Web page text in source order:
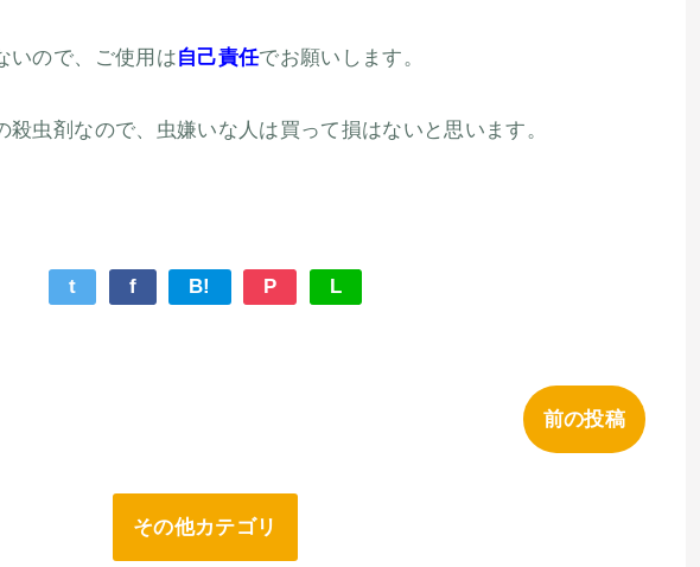
いので、ご使用は自己責任でお願いします。
殺虫剤なので、虫嫌いな人は買って損はないと思います。
t f B! P L
前の投稿
その他カテゴリ